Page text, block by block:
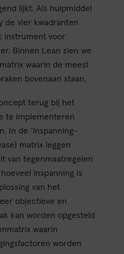
lijkt. Als hulpmiddel
de vier kwadranten
instrument voor
Binnen Lean zien we
waarin de meest
bovenaan staan.
terug bij het
te implementeren
In de ‘inspanning-
matrix leggen
van tegenmaatregelen
inspanning is
van het
objectieve en
kan worden opgesteld
waarin
worden